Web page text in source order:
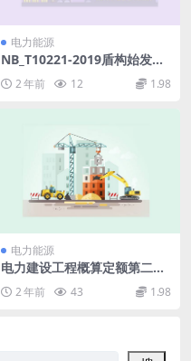
电力能源
NB_T10221-2019盾构始发与
2.01MB)pdf
2 年前 12 1.98
电力能源
电力建设工程概算定额第二册
热力设备安装工程2018版(58.
55MB)pdf
2 年前 43 1.98